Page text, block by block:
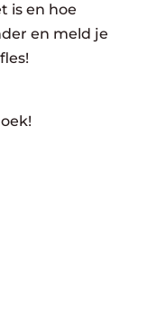
is en hoe
en meld je